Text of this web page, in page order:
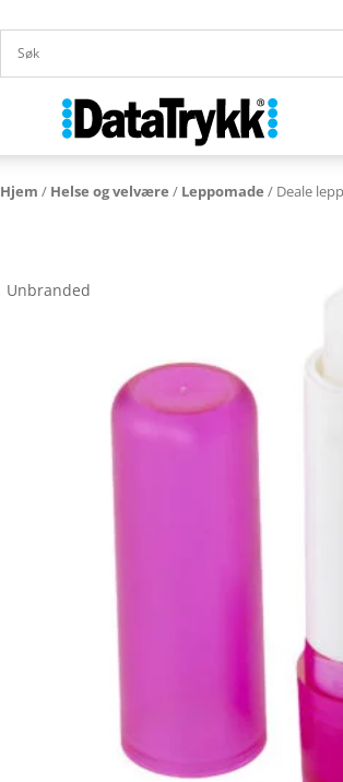
Hjem / Helse og velvære / Leppomade / Deale
Unbranded